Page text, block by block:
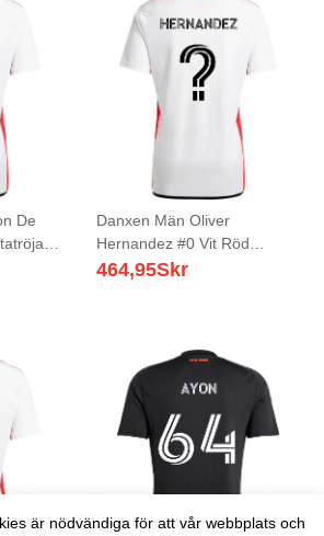
De
Danxen Män Oliver
Hernandez #0 Vit Röd
Bortatröja Matchtröjor
464,95Skr
är nödvändiga för att vår webbplats och